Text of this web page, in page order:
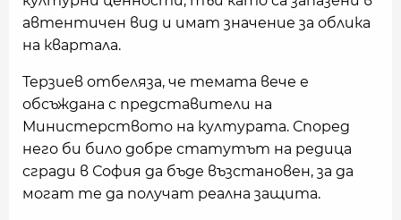
автентичен вид и имат значение за облика
на квартала.
Терзиев отбеляза, че темата вече е
обсъждана с представители на
Министерството на културата. Според
него би било добре статутът на редица
сгради в София да бъде възстановен, за да
могат те да получат реална защита.